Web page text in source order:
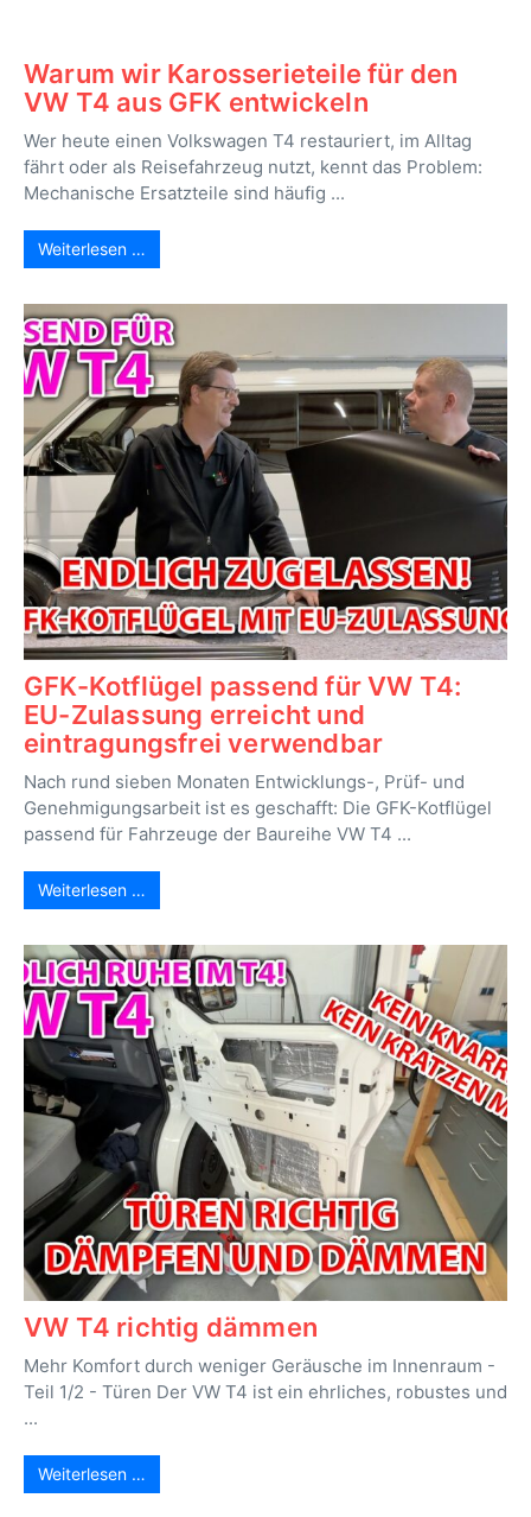
Warum wir Karosserieteile für den
VW T4 aus GFK entwickeln
Wer heute einen Volkswagen T4 restauriert, im Alltag
fährt oder als Reisefahrzeug nutzt, kennt das Problem:
Mechanische Ersatzteile sind häufig ...
Weiterlesen …
GFK-Kotflügel passend für VW T4:
EU-Zulassung erreicht und
eintragungsfrei verwendbar
Nach rund sieben Monaten Entwicklungs-, Prüf- und
Genehmigungsarbeit ist es geschafft: Die GFK-Kotflügel
passend für Fahrzeuge der Baureihe VW T4 ...
Weiterlesen …
VW T4 richtig dämmen
Mehr Komfort durch weniger Geräusche im Innenraum -
Teil 1/2 - Türen Der VW T4 ist ein ehrliches, robustes und
...
Weiterlesen …